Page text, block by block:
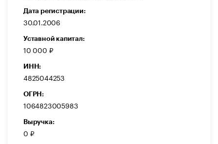
Дата регистрации:
30.01.2006
Уставной капитал:
10 000 ₽
ИНН:
4825044253
ОГРН:
1064823005983
Выручка:
0 ₽